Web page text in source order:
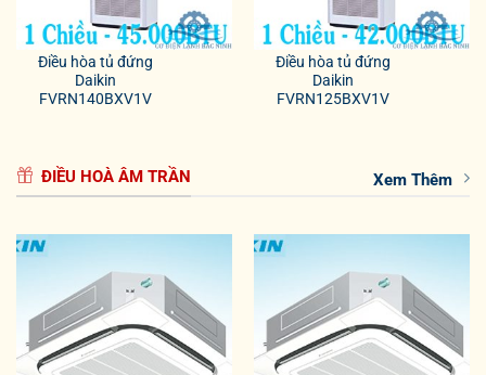
Điều hòa tủ đứng
Daikin
FVRN140BXV1V
Điều hòa tủ đứng
Daikin
FVRN125BXV1V
ĐIỀU HOÀ ÂM TRẦN Xem Thêm